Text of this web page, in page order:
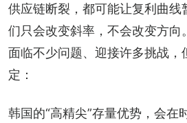
供应链断裂，都可能让复利曲线
们只会改变斜率，不会改变方向
面临不少问题、迎接许多挑战，
定：
韩国的“高精尖”存量优势，会在